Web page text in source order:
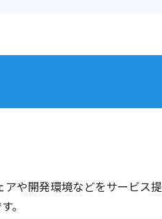
や開発環境などをサービス提
。